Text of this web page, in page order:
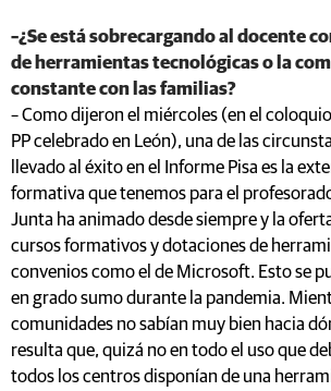
–¿Se está sobrecargando al docente
de herramientas tecnológicas o la
constante con las familias?
– Como dijeron el miércoles (en el
PP celebrado en León), una de las
llevado al éxito en el Informe Pisa es la
formativa que tenemos para el
Junta ha animado desde siempre y la
cursos formativos y dotaciones de
convenios como el de Microsoft. Esto se
en grado sumo durante la pandemia.
comunidades no sabían muy bien hacia
resulta que, quizá no en todo el uso que
todos los centros disponían de una